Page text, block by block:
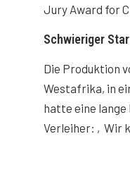
Jury Award for
Schwieriger
Die Produktion
Westafrika, in
hatte eine lange
Verleiher: ‚Wir